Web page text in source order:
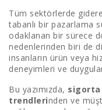
2023 Sigortacılık
Nelerdir?
Tüm sektörlerde
tabanlı bir pazarlama
odaklanan bir sürece
nedenlerinden biri de
insanların ürün veya
deneyimleri ve
Bu yazımızda, sigorta
trendlerinden ve